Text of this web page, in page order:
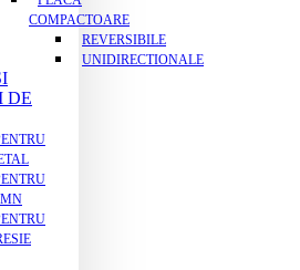
COMPACTOARE
REVERSIBILE
UNIDIRECTIONALE
DE